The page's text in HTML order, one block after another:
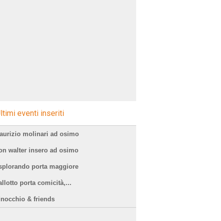
eventi inseriti
molinari ad osimo
walter insero ad osimo
porta maggiore
porta comicità,...
& friends